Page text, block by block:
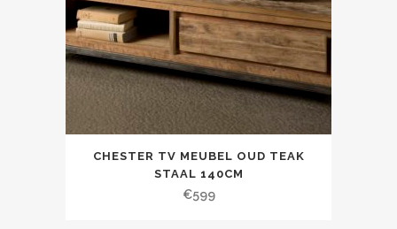
CHESTER TV MEUBEL OUD TEAK
STAAL 140CM
€599